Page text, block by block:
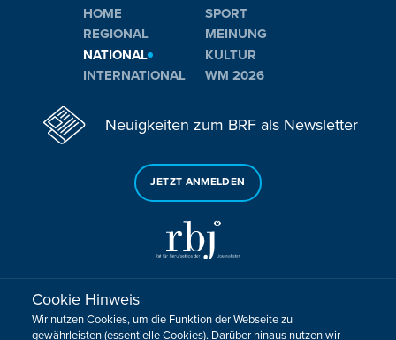
HOME
REGIONAL
NATIONAL
INTERNATIONAL
SPORT
MEINUNG
KULTUR
WM 2026
Neuigkeiten zum BRF als Newsletter
JETZT ANMELDEN
Sie haben noch Fragen oder Anmerkungen?
KONTAKTIEREN SIE UNS!
Cookie Hinweis
Wir nutzen Cookies, um die Funktion der Webseite zu
gewährleisten (essentielle Cookies). Darüber hinaus nutzen wir